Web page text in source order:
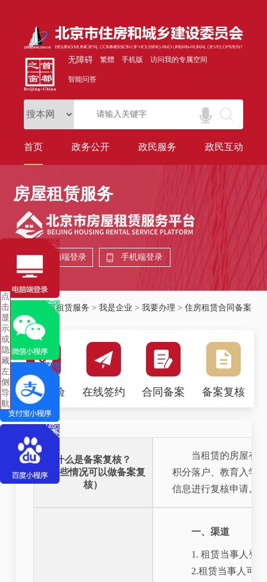
无障碍 繁體 手机版 访问我的专属空间
智能问答
首页 政务公开 政民服务 政民互动
房屋租赁服务
电脑端登录 手机端登录
点
击
显
示
或
隐
藏
左
侧
导
航
房屋租赁服务 >我是企业 >我要办理 >住房租赁合同备案
复核
房源核验 在线签约 合同备案 备案复核
什么是备案复核？
（哪些情况可以做备案复
核）
当租赁的房屋有
积分落户、教育入学
信息进行复核申请。
一、渠道
1. 租赁当事人登
2.租赁当事人可